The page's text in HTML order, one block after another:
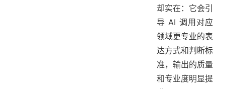
却实在：它会引
导 AI 调用对应
领域更专业的表
达方式和判断标
准，输出的质量
和专业度明显提